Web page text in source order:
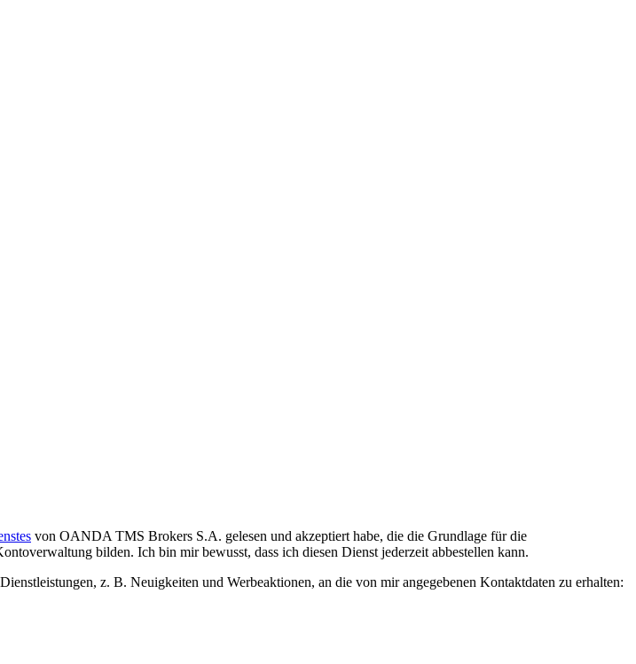
von OANDA TMS Brokers S.A. gelesen und akzeptiert habe, die die Grundlage für die
bilden. Ich bin mir bewusst, dass ich diesen Dienst jederzeit abbestellen kann.
z. B. Neuigkeiten und Werbeaktionen, an die von mir angegebenen Kontaktdaten zu erhalten: